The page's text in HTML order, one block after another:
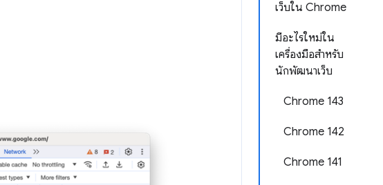
เว็บใน Chrome
มีอะไรใหม่ใน
เครื่องมือสำหรับ
นักพัฒนาเว็บ
Chrome 143
Chrome 142
Chrome 141